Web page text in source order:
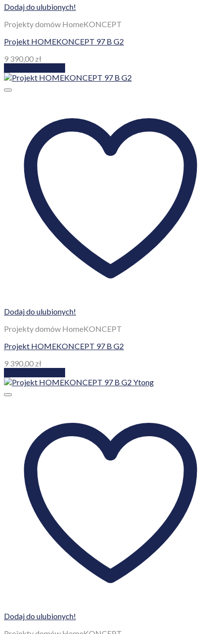
Dodaj do ulubionych!
Projekty domów HomeKONCEPT
Projekt HOMEKONCEPT 97 B G2
9 390,00 zł
Dodaj do ulubionych!
Projekty domów HomeKONCEPT
Projekt HOMEKONCEPT 97 B G2
9 390,00 zł
Dodaj do ulubionych!